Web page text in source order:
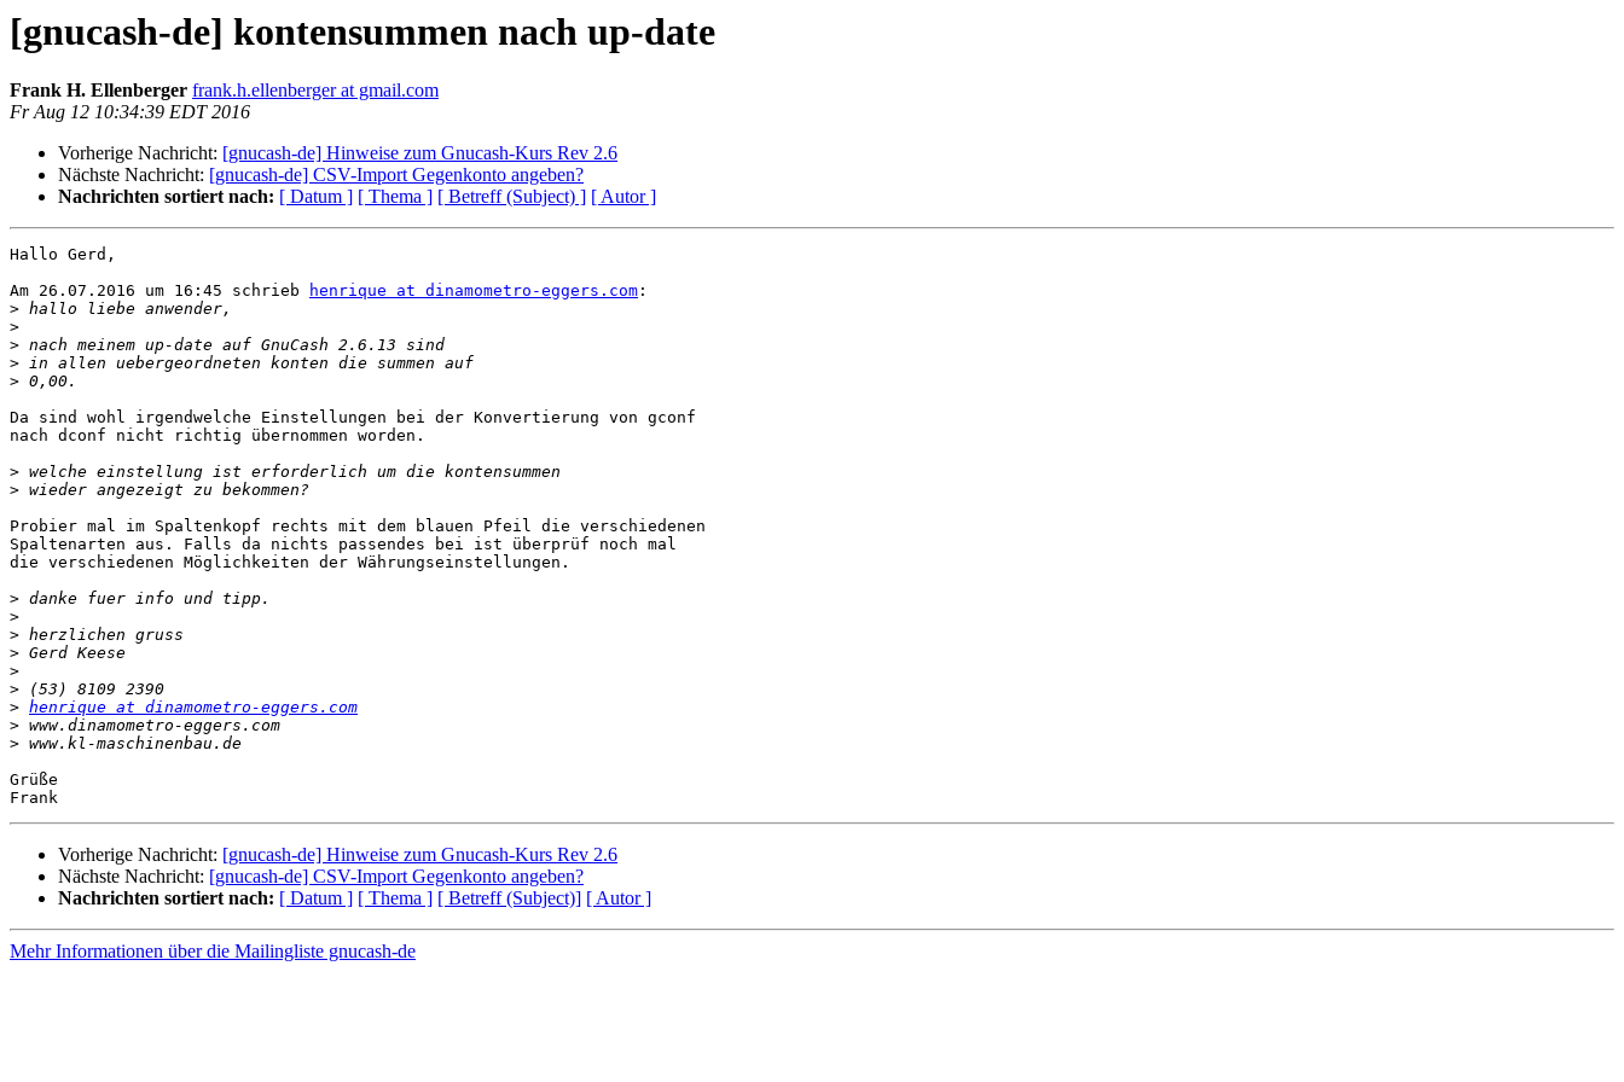
[gnucash-de] kontensummen nach up-date
Frank H. Ellenberger frank.h.ellenberger at gmail.com
Fr Aug 12 10:34:39 EDT 2016
Vorherige Nachricht: [gnucash-de] Hinweise zum Gnucash-Kurs Rev 2.6
Nächste Nachricht: [gnucash-de] CSV-Import Gegenkonto angeben?
Nachrichten sortiert nach: [ Datum ] [ Thema ] [ Betreff (Subject) ] [ Autor ]
Hallo Gerd,
Am 26.07.2016 um 16:45 schrieb
henrique at dinamometro-eggers.com :
>
>
>
>
>
Da sind wohl irgendwelche Einstellungen bei der Konvertierung von gconf
nach dconf nicht richtig übernommen worden.
>
>
Probier mal im Spaltenkopf rechts mit dem blauen Pfeil die verschiedenen
Spaltenarten aus. Falls da nichts passendes bei ist überprüf noch mal
die verschiedenen Möglichkeiten der Währungseinstellungen.
>
>
>
>
>
>
> henrique at dinamometro-eggers.com
>
>
Grüße
Vorherige Nachricht: [gnucash-de] Hinweise zum Gnucash-Kurs Rev 2.6
Nächste Nachricht: [gnucash-de] CSV-Import Gegenkonto angeben?
Nachrichten sortiert nach: [ Datum ] [ Thema ] [ Betreff (Subject)] [ Autor ]
Mehr Informationen über die Mailingliste gnucash-de